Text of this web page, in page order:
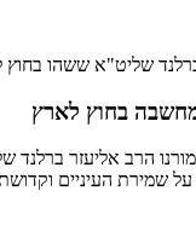
שליט"א ששהו
בחוץ לארץ
הרב אליעזר
שמירת העיניים